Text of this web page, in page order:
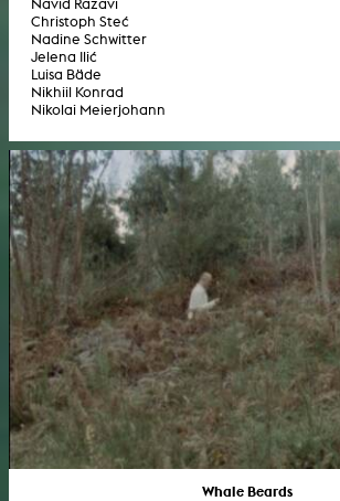
Navid Razavi
Christoph Steć
Nadine Schwitter
Jelena Ilić
Luisa Bäde
Nikhiil Konrad
Nikolai Meierjohann
Whale Beards